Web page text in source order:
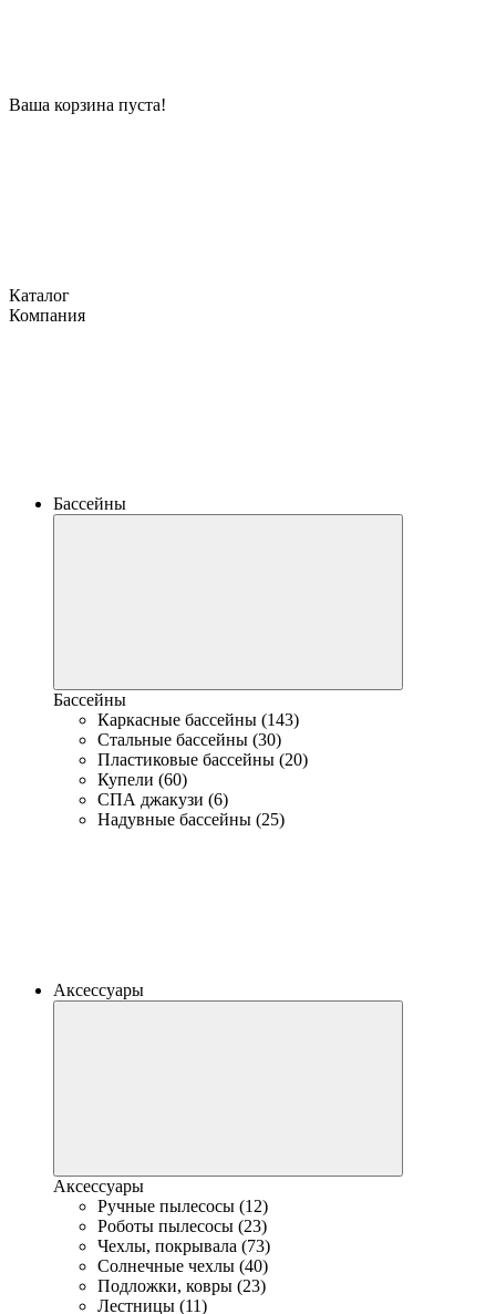
Ваша корзина пуста!
Каталог
Компания
Бассейны
Бассейны
Каркасные бассейны (143)
Стальные бассейны (30)
Пластиковые бассейны (20)
Купели (60)
СПА джакузи (6)
Надувные бассейны (25)
Аксессуары
Аксессуары
Ручные пылесосы (12)
Роботы пылесосы (23)
Чехлы, покрывала (73)
Солнечные чехлы (40)
Подложки, ковры (23)
Лестницы (11)